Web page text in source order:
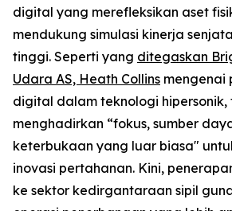
digital yang merefleksikan aset
mendukung simulasi kinerja
tinggi. Seperti yang ditegaskan
Udara AS, Heath Collins mengenai
digital dalam teknologi hipersonik,
menghadirkan “fokus, sumber
keterbukaan yang luar biasa"
inovasi pertahanan. Kini,
ke sektor kedirgantaraan sipil